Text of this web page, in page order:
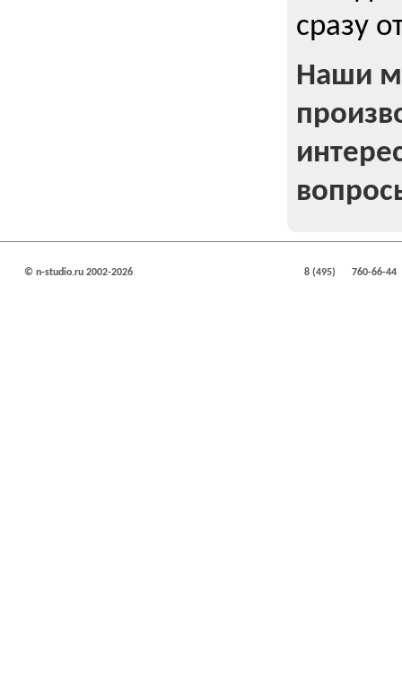
сразу
Наши
© n-studio.ru 2002-2026 8 (495) 760-66-44